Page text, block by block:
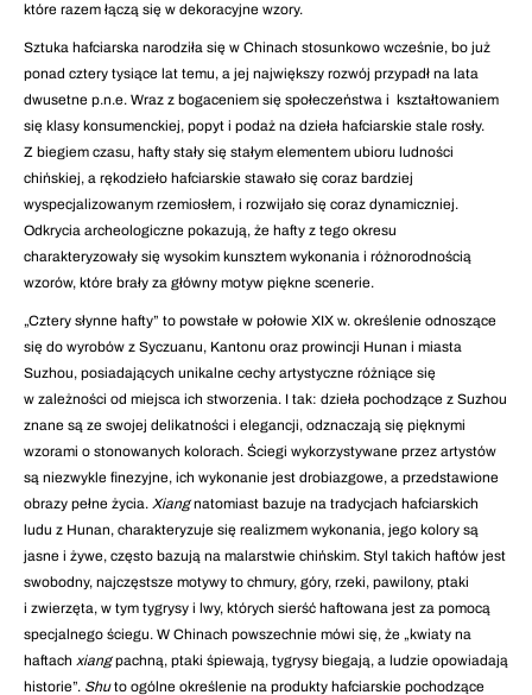
które razem łączą się w dekoracyjne wzory.
Sztuka hafciarska narodziła się w Chinach stosunkowo wcześnie, bo już
ponad cztery tysiące lat temu, a jej największy rozwój przypadł na lata
dwusetne p.n.e. Wraz z bogaceniem się społeczeństwa i kształtowaniem
się klasy konsumenckiej, popyt i podaż na dzieła hafciarskie stale rosły.
Z biegiem czasu, hafty stały się stałym elementem ubioru ludności
chińskiej, a rękodzieło hafciarskie stawało się coraz bardziej
wyspecjalizowanym rzemiosłem, i rozwijało się coraz dynamiczniej.
Odkrycia archeologiczne pokazują, że hafty z tego okresu
charakteryzowały się wysokim kunsztem wykonania i różnorodnością
wzorów, które brały za główny motyw piękne scenerie.
„Cztery słynne hafty” to powstałe w połowie XIX w. określenie odnoszące
się do wyrobów z Syczuanu, Kantonu oraz prowincji Hunan i miasta
Suzhou, posiadających unikalne cechy artystyczne różniące się
w zależności od miejsca ich stworzenia. I tak: dzieła pochodzące z Suzhou
znane są ze swojej delikatności i elegancji, odznaczają się pięknymi
wzorami o stonowanych kolorach. Ściegi wykorzystywane przez artystów
są niezwykle finezyjne, ich wykonanie jest drobiazgowe, a przedstawione
obrazy pełne życia. Xiangnatomiast bazuje na tradycjach hafciarskich
ludu z Hunan, charakteryzuje się realizmem wykonania, jego kolory są
jasne i żywe, często bazują na malarstwie chińskim. Styl takich haftów jest
swobodny, najczęstsze motywy to chmury, góry, rzeki, pawilony, ptaki
i zwierzęta, w tym tygrysy i lwy, których sierść haftowana jest za pomocą
specjalnego ściegu. W Chinach powszechnie mówi się, że „kwiaty na
haftach xiangpachną, ptaki śpiewają, tygrysy biegają, a ludzie opowiadają
historie”. Shuto ogólne określenie na produkty hafciarskie pochodzące